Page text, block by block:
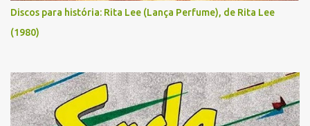
Discos para história: Rita Lee (Lança Perfume), de Rita Lee
(1980)